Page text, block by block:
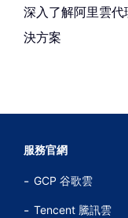
深入了解阿里雲
決方案
服務官網
GCP 谷歌雲
Tencent 騰訊雲